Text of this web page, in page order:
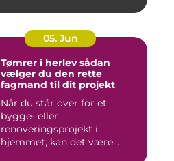
05. Jun
Tømrer i herlev sådan
vælger du den rette
fagmand til dit projekt
Når du står over for et
bygge- eller
renoveringsprojekt i
hjemmet, kan det være